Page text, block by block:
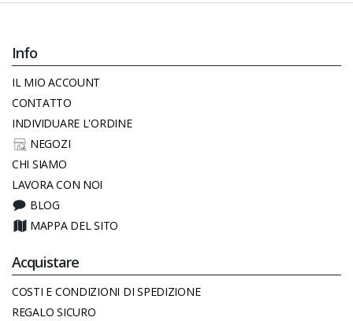
Info
IL MIO ACCOUNT
CONTATTO
INDIVIDUARE L'ORDINE
NEGOZI
CHI SIAMO
LAVORA CON NOI
BLOG
MAPPA DEL SITO
Acquistare
COSTI E CONDIZIONI DI SPEDIZIONE
REGALO SICURO